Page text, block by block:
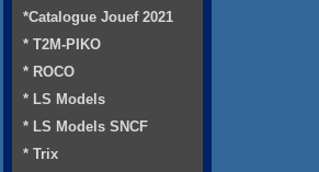
*Catalogue Jouef 2021
* T2M-PIKO
* ROCO
* LS Models
* LS Models SNCF
* Trix